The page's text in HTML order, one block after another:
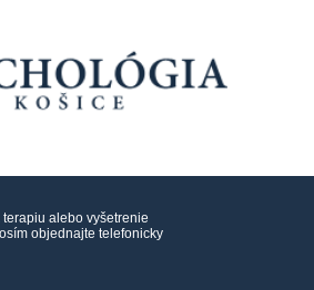
terapiu alebo vyšetrenie
objednajte telefonicky